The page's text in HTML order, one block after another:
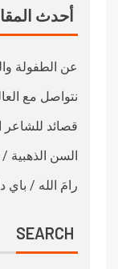
أحدث
عن الطفولة
نتواصل مع
قصائد
السن الذهبية
رامَ الله / باي
SEARCH